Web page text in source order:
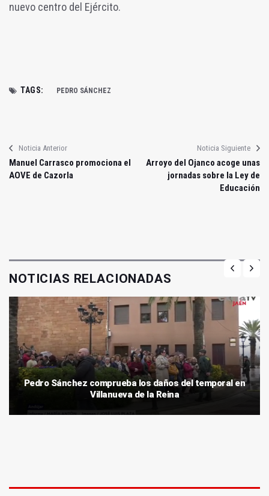
nuevo centro del Ejército.
TAGS: PEDRO SÁNCHEZ
Noticia Anterior
Manuel Carrasco promociona el
AOVE de Cazorla
Noticia Siguiente
Arroyo del Ojanco acoge unas
jornadas sobre la Ley de
Educación
NOTICIAS RELACIONADAS
Pedro Sánchez comprueba los daños del temporal en
Villanueva de la Reina